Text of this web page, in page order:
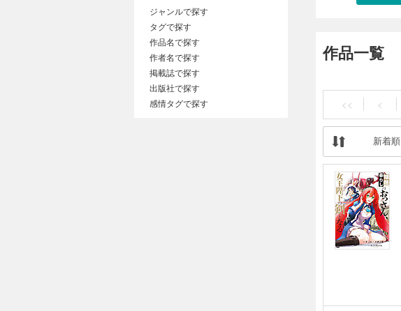
作品一覧
<< <
新着順
ジャンルで探す
タグで探す
作品名で探す
作者名で探す
掲載誌で探す
出版社で探す
感情タグで探す